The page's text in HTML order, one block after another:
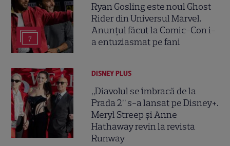
7
Ryan Gosling este noul Ghost
Rider din Universul Marvel.
Anunțul făcut la Comic-Con i-
a entuziasmat pe fani
DISNEY PLUS
„Diavolul se îmbracă de la
Prada 2” s-a lansat pe Disney+.
Meryl Streep și Anne
Hathaway revin la revista
Runway